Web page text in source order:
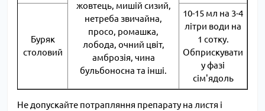
жовтець, мишій сизий,
нетреба звичайна,
просо, ромашка,
лобода, очний цвіт,
амброзія, чина
бульбоносна та інші.
Буряк
столовий
10-15 мл на 3-4
літри води на
1 сотку.
Обприскувати
у фазі
сім'ядоль
Не допускайте потрапляння препарату на листя і